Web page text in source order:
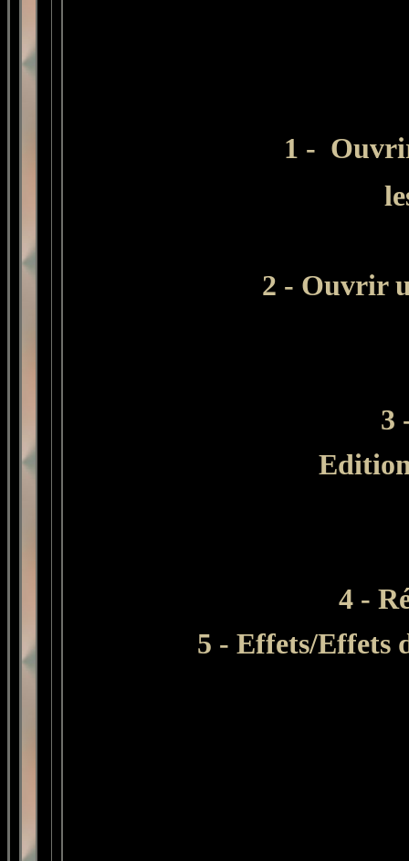
1 -
2 - Ouvrir
3
4 -
5 - Effets/Effets